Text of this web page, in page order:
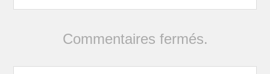
Commentaires fermés.